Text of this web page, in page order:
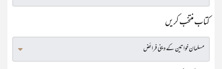
کتاب منتخب کریں